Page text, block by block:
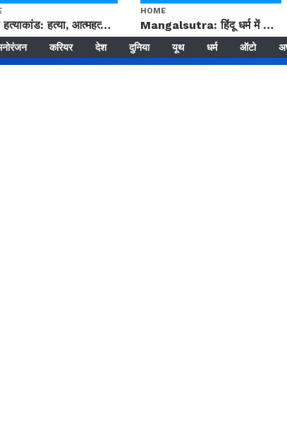
मनीषा हत्याकांड: हत्या, आत्महत्या या कोई बड़ा राज? | Full Story | Josh Haryana
HOME
Mangalsutra: हिंदू धर्म में शादी के बाद मंगलसूत्र क्यों पहनती है महिलाएं, किसने शुरु की ये परंपरा
करियर देश दुनिया यूथ धर्म ऑटो